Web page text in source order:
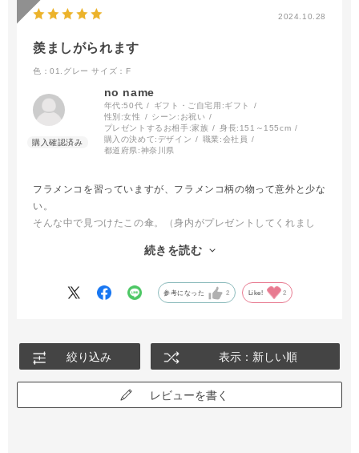
2024.10.28
羨ましがられます
色：01.グレー サイズ：F
no name
年代:50代 ギフト・ご自宅用:ギフト
性別:女性 シーン: お祝い
プレゼントするお相手:家族 身長: 151～155cm
購入の決めて: デザイン 職業:会社員
都道府県:神奈川県
フラメンコを習っていますが、フラメンコ柄の物って意外と少な
い。
そんな中で見つけたこの傘。（身内がプレゼントしてくれまし
品質は間違いのない安心感ですし、踊り仲間からも羨ましがられ
続きを読む
参考になった 2 Like! 2
絞り込み 表示：新しい順
レビューを書く